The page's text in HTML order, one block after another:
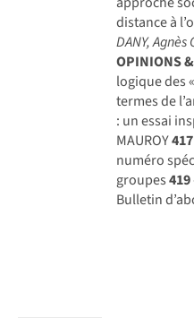
distance à
DANY, Agnès
OPINIONS
logique des
termes de
: un essai
MAUROY417
numéro
groupes419
Bulletin